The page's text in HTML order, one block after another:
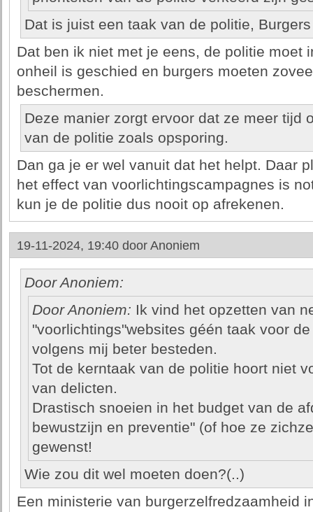
Dat is juist een taak van de politie,
Dat ben ik niet met je eens, de politie moet
onheil is geschied en burgers moeten
beschermen.
Deze manier zorgt ervoor dat ze meer tijd
van de politie zoals opsporing.
Dan ga je er wel vanuit dat het helpt. Daar
het effect van voorlichtingscampagnes is
kun je de politie dus nooit op afrekenen.
19-11-2024, 19:40 door Anoniem
Door Anoniem:
Door Anoniem: Ik vind het opzetten van
"voorlichtings"websites géén taak voor
volgens mij beter besteden.
Tot de kerntaak van de politie hoort niet
van delicten.
Drastisch snoeien in het budget van de
bewustzijn en preventie" (of hoe ze
gewenst!
Wie zou dit wel moeten doen?(..)
Een ministerie van burgerzelfredzaamheid